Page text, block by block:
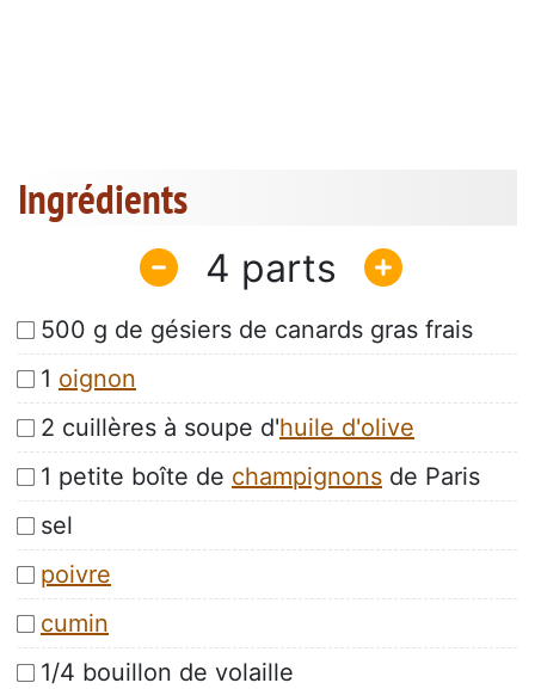
Ingrédients
4
500 g de gésiers de canards gras frais
1 oignon
2 cuillères à soupe d'huile d'olive
1 petite boîte de champignons de Paris
sel
poivre
cumin
1/4 bouillon de volaille